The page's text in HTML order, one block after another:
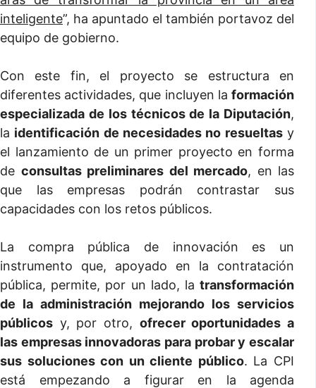
inteligente”, ha apuntado el también portavoz del
equipo de gobierno.
Con este fin, el proyecto se estructura en
diferentes actividades, que incluyen la formación
especializada de los técnicos de la Diputación,
la identificación de necesidades no resueltasy
el lanzamiento de un primer proyecto en forma
de consultas preliminares del mercado, en las
que las empresas podrán contrastar sus
capacidades con los retos públicos.
La compra pública de innovación es un
instrumento que, apoyado en la contratación
pública, permite, por un lado, la transformación
de la administración mejorando los servicios
públicos y, por otro, ofrecer oportunidades a
las empresas innovadoras para probar y escalar
sus soluciones con un cliente público. La CPI
está empezando a figurar en la agenda